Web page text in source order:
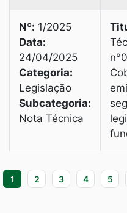
Nº: 1/2025
Data:
24/04/2025
Categoria:
Legislação
Subcategoria:
Nota Técnica
1 2 3 4 5